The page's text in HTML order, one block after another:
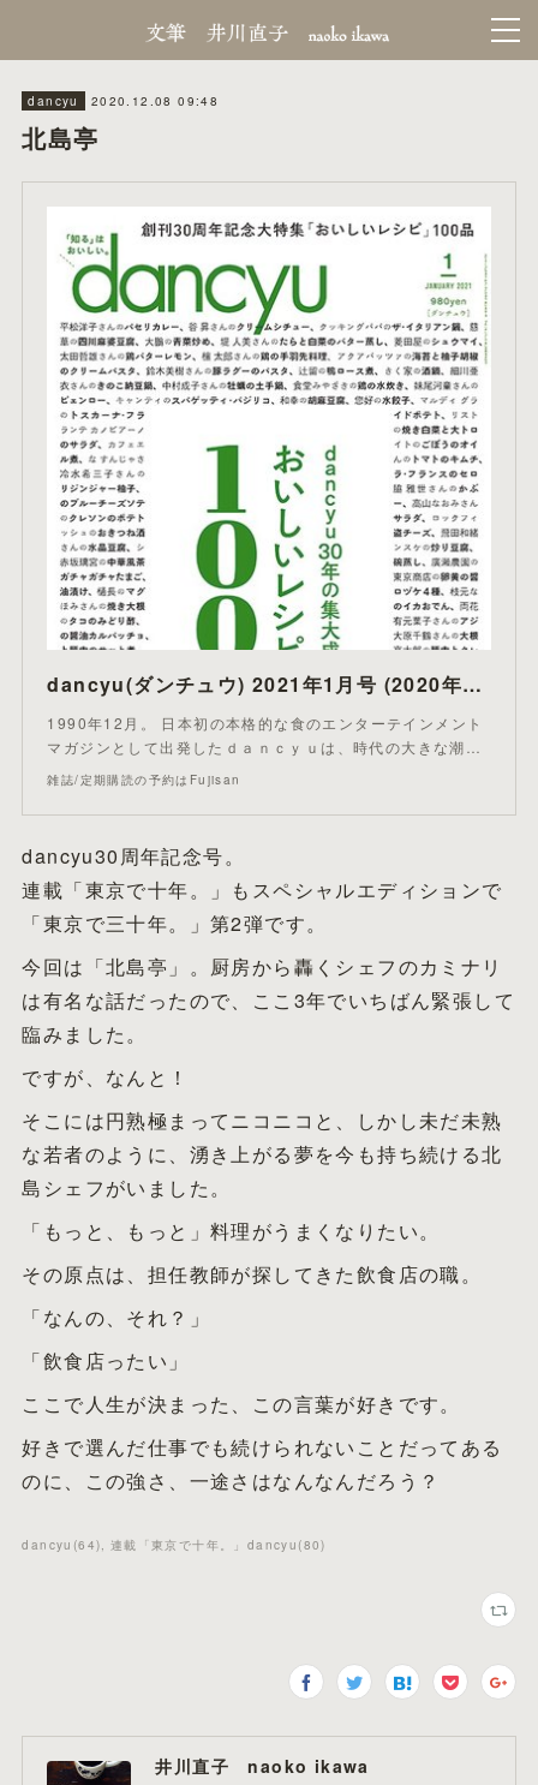
dancyu 2020.12.08 09:48
北島亭
dancyu(ダンチュウ) 2021年1月号 (2020年12月04日発売)
1990年12月。 日本初の本格的な食のエンターテインメント
マガジンとして出発したｄａｎｃｙｕは、時代の大きな潮…
雑誌/定期購読の予約はFujisan
dancyu30周年記念号。
連載「東京で十年。」もスペシャルエディションで
「東京で三十年。」第2弾です。
今回は「北島亭」。厨房から轟くシェフのカミナリ
は有名な話だったので、ここ3年でいちばん緊張して
臨みました。
ですが、なんと！
そこには円熟極まってニコニコと、しかし未だ未熟
な若者のように、湧き上がる夢を今も持ち続ける北
島シェフがいました。
「もっと、もっと」料理がうまくなりたい。
その原点は、担任教師が探してきた飲食店の職。
「なんの、それ？」
「飲食店ったい」
ここで人生が決まった、この言葉が好きです。
好きで選んだ仕事でも続けられないことだってある
のに、この強さ、一途さはなんなんだろう？
dancyu (64) 連載「東京で十年。」dancyu (80)
井川直子 naoko ikawa